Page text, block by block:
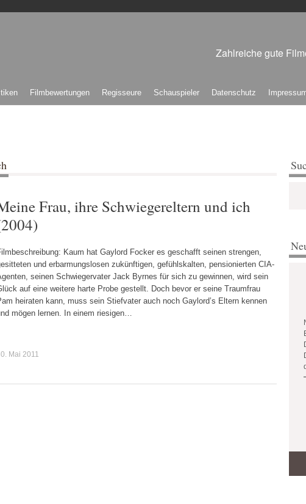
Zahlreiche gute
Filmbewertungen Regisseure Schauspieler Datenschutz
Frau, ihre Schwiegereltern und ich
Kaum hat Gaylord Focker es geschafft seinen strengen,
und erbarmungslosen zukünftigen, gefühlskalten, pensionierten CIA-
seinen Schwiegervater Jack Byrnes für sich zu gewinnen, wird sein
auf eine weitere harte Probe gestellt. Doch bevor er seine Traumfrau
heiraten kann, muss sein Stiefvater auch noch Gaylord’s Eltern kennen
mögen lernen. In einem riesigen…
Mai 2011